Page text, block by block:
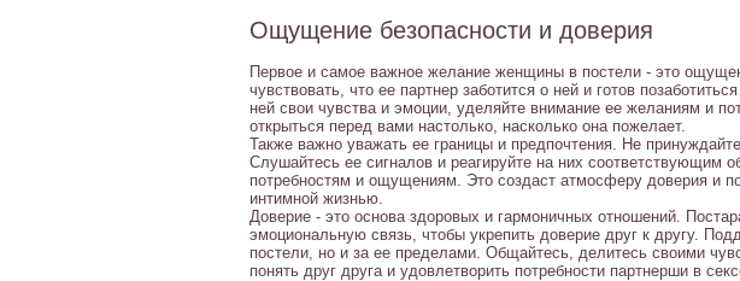
Ощущение безопасности и доверия
Первое и самое важное желание женщины в постели - это
чувствовать, что ее партнер заботится о ней и готов
ней свои чувства и эмоции, уделяйте внимание ее желаниям и
открыться перед вами настолько, насколько она пожелает.
Также важно уважать ее границы и предпочтения. Не
Слушайтесь ее сигналов и реагируйте на них соответствующим
потребностям и ощущениям. Это создаст атмосферу доверия и
интимной жизнью.
Доверие - это основа здоровых и гармоничных отношений.
эмоциональную связь, чтобы укрепить доверие друг к другу.
постели, но и за ее пределами. Общайтесь, делитесь своими
понять друг друга и удовлетворить потребности партнерши в